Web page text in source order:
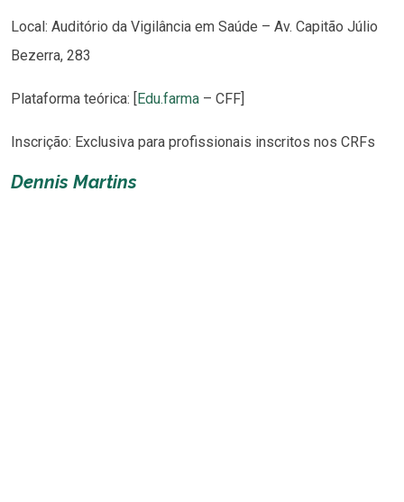
Local: Auditório da Vigilância em Saúde – Av. Capitão Júlio
Bezerra, 283
Plataforma teórica: [ Edu.farma – CFF]
Inscrição: Exclusiva para profissionais inscritos nos CRFs
Dennis Martins